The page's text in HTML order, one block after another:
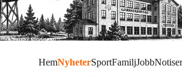
HemNyheterSportFamiljJobbNotiser